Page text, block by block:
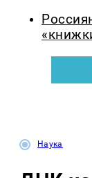
Наука